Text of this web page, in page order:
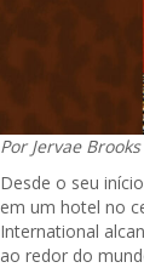
Por Jervae
Desde o seu
em um hotel no
International
ao redor do